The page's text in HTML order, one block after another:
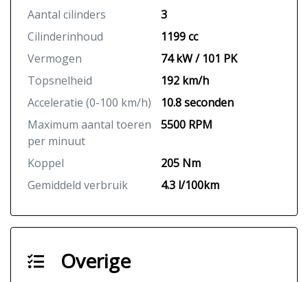
Aantal cilinders
3
Cilinderinhoud
1199 cc
Vermogen
74 kW / 101 PK
Topsnelheid
192 km/h
Acceleratie (0-100 km/h)
10.8 seconden
Maximum aantal toeren
per minuut
5500 RPM
Koppel
205 Nm
Gemiddeld verbruik
4.3 l/100km
Overige